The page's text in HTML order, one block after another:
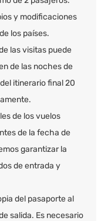
y modificaciones
los países.
las visitas puede
de las noches de
itinerario final 20
de los vuelos
de la fecha de
garantizar la
de entrada y
del pasaporte al
salida. Es necesario